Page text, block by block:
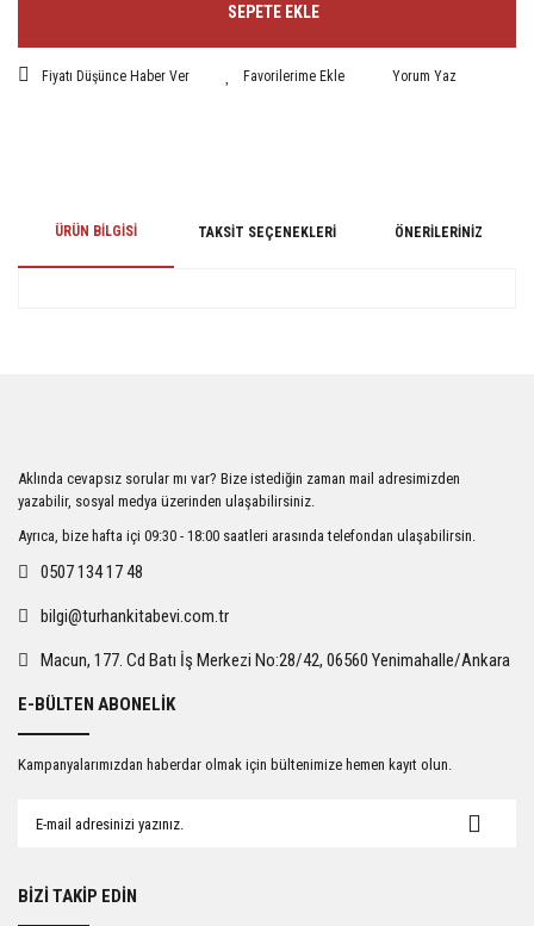
SEPETE EKLE
Fiyatı Düşünce Haber Ver Yorum Yaz
ÜRÜN BILGISI TAKSIT SEÇENEKLERI ÖNERILERINIZ
Ürün açıklamasında eksik bilgiler bulunuyor.
Ürün bilgilerinde hatalar bulunuyor.
Ürün fiyatı diğer sitelerden daha pahalı.
Gönder
Aklında cevapsız sorular mı var? Bize istediğin zaman mail adresimizden
yazabilir, sosyal medya üzerinden ulaşabilirsiniz.
Ayrıca, bize hafta içi 09:30 - 18:00 saatleri arasında telefondan ulaşabilirsin.
0507 134 17 48
bilgi@turhankitabevi.com.tr
Macun, 177. Cd Batı İş Merkezi No:28/42, 06560 Yenimahalle/Ankara
E-BÜLTEN ABONELİK
Kampanyalarımızdan haberdar olmak için bültenimize hemen kayıt olun.
BİZİ TAKİP EDİN